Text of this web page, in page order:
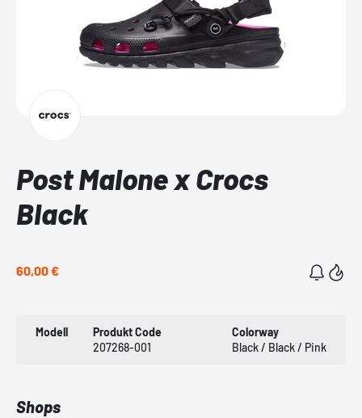
Post Malone x Crocs
Black
60,00 €
Modell
Produkt Code
207268-001
Colorway
Black / Black / Pink
Shops